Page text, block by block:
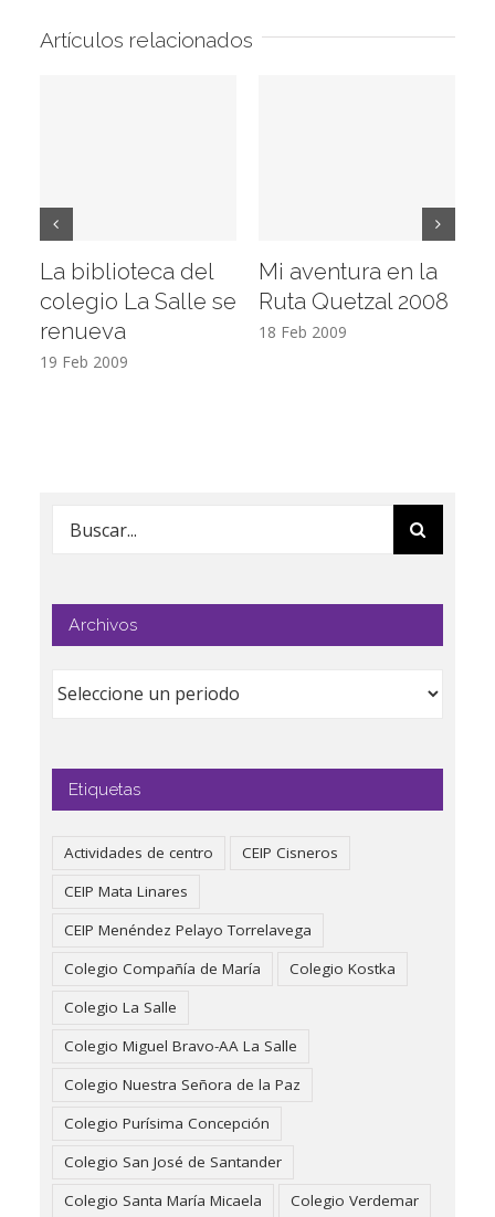
Artículos relacionados
La biblioteca del
colegio La Salle se
renueva
19 Feb 2009
Mi aventura en la
Ruta Quetzal 2008
18 Feb 2009
Buscar:
Archivos
Etiquetas
Actividades de centro
CEIP Cisneros
CEIP Mata Linares
CEIP Menéndez Pelayo Torrelavega
Colegio Compañía de María
Colegio Kostka
Colegio La Salle
Colegio Miguel Bravo-AA La Salle
Colegio Nuestra Señora de la Paz
Colegio Purísima Concepción
Colegio San José de Santander
Colegio Santa María Micaela
Colegio Verdemar